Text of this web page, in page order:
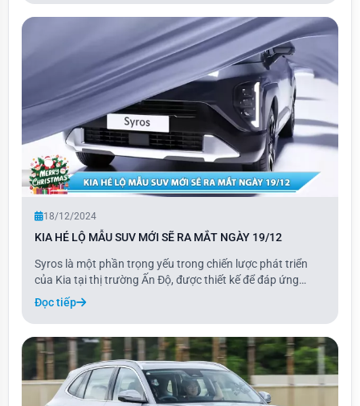
18/12/2024
KIA HÉ LỘ MẪU SUV MỚI SẼ RA MẮT NGÀY 19/12
Syros là một phần trọng yếu trong chiến lược phát triển
của Kia tại thị trường Ấn Độ, được thiết kế để đáp ứng
những nhu cầu đặc thù của người tiêu dùng địa phương,
đồng thời vẫn duy trì sức hấp dẫn trên toàn cầu. Mẫu xe
này sẽ lấp đầy khoảng trống giữa c
Đọc tiếp